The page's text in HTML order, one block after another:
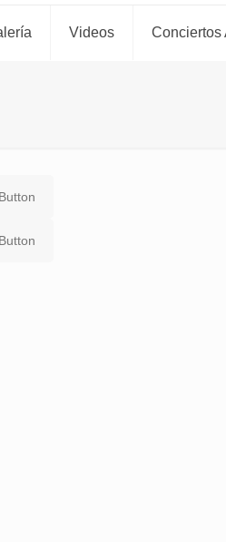
Videos Conciertos
Button
Button